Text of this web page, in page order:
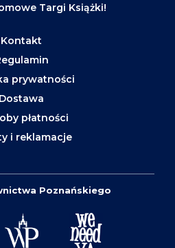
Targi Książki!
Kontakt
prywatności
Dostawa
płatności
i reklamacje
Poznańskiego